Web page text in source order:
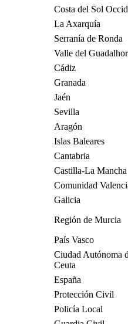
Costa del Sol
La Axarquía
Serranía de Ronda
Valle del
Cádiz
Granada
Jaén
Sevilla
Aragón
Islas Baleares
Cantabria
Castilla-La Mancha
Comunidad
Galicia
Región de Murcia
País Vasco
Ciudad Autónoma
Ceuta
España
Protección Civil
Policía Local